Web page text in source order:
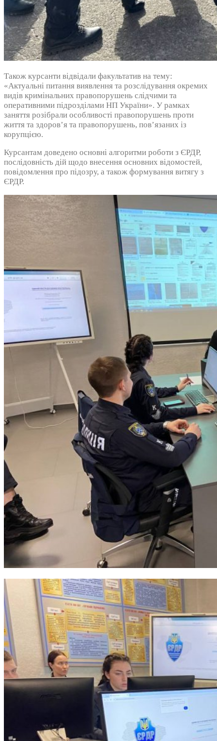
Також курсанти відвідали факультатив на тему:
«Актуальні питання виявлення та розслідування окремих
видів кримінальних правопорушень слідчими та
оперативними підрозділами НП України». У рамках
заняття розібрали особливості правопорушень проти
життя та здоровʼя та правопорушень, повʼязаних із
корупцією.
Курсантам доведено основні алгоритми роботи з ЄРДР,
послідовність дій щодо внесення основних відомостей,
повідомлення про підозру, а також формування витягу з
ЄРДР.